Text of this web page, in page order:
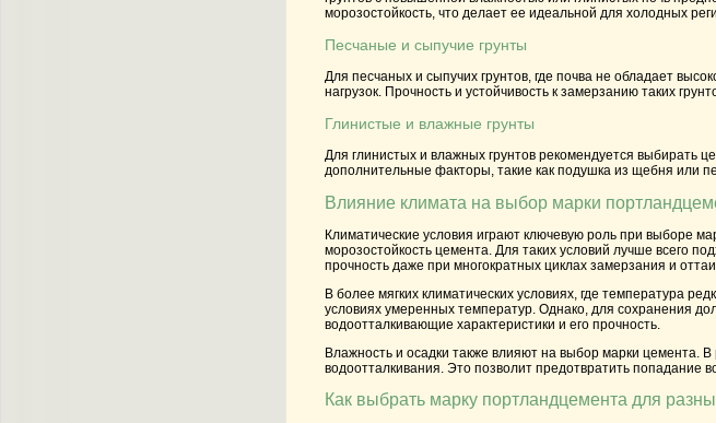
морозостойкость, что делает ее идеальной для холодных
Песчаные и сыпучие грунты
Для песчаных и сыпучих грунтов, где почва не обладает
нагрузок. Прочность и устойчивость к замерзанию таких
Глинистые и влажные грунты
Для глинистых и влажных грунтов рекомендуется выбирать
дополнительные факторы, такие как подушка из щебня или
Влияние климата на выбор марки
Климатические условия играют ключевую роль при выборе
морозостойкость цемента. Для таких условий лучше всего
прочность даже при многократных циклах замерзания и
В более мягких климатических условиях, где температура
условиях умеренных температур. Однако, для сохранения
водоотталкивающие характеристики и его прочность.
Влажность и осадки также влияют на выбор марки цемента.
водоотталкивания. Это позволит предотвратить попадание
Как выбрать марку портландцемента для